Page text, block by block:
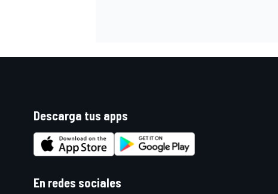
Descarga tus apps
En redes sociales